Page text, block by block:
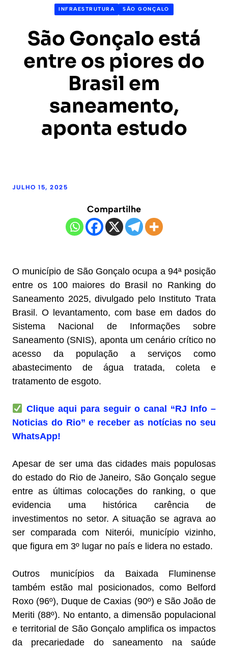
INFRAESTRUTURA SÃO GONÇALO
São Gonçalo está
entre os piores do
Brasil em
saneamento,
aponta estudo
JULHO 15, 2025
Compartilhe
O município de São Gonçalo ocupa a 94ª posição
entre os 100 maiores do Brasil no Ranking do
Saneamento 2025, divulgado pelo Instituto Trata
Brasil. O levantamento, com base em dados do
Sistema Nacional de Informações sobre
Saneamento (SNIS), aponta um cenário crítico no
acesso da população a serviços como
abastecimento de água tratada, coleta e
tratamento de esgoto.
Clique aqui para seguir o canal “RJ Info –
Noticias do Rio” e receber as notícias no seu
WhatsApp!
Apesar de ser uma das cidades mais populosas
do estado do Rio de Janeiro, São Gonçalo segue
entre as últimas colocações do ranking, o que
evidencia uma histórica carência de
investimentos no setor. A situação se agrava ao
ser comparada com Niterói, município vizinho,
que figura em 3º lugar no país e lidera no estado.
Outros municípios da Baixada Fluminense
também estão mal posicionados, como Belford
Roxo (96º), Duque de Caxias (90º) e São João de
Meriti (88º). No entanto, a dimensão populacional
e territorial de São Gonçalo amplifica os impactos
da precariedade do saneamento na saúde